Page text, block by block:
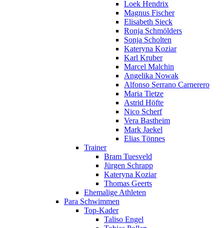
Loek Hendrix
Magnus Fischer
Elisabeth Sieck
Ronja Schmölders
Sonja Scholten
Kateryna Koziar
Karl Kruber
Marcel Malchin
Angelika Nowak
Alfonso Serrano Carnerero
Maria Tietze
Astrid Höfte
Nico Scherf
Vera Bastheim
Mark Jaekel
Elias Tönnes
Trainer
Bram Tuesveld
Jürgen Schrapp
Kateryna Koziar
Thomas Geerts
Ehemalige Athleten
Para Schwimmen
Top-Kader
Taliso Engel